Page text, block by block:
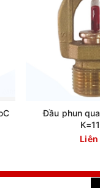
Đầu phun
Liên